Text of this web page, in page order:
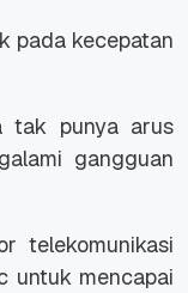
pada kecepatan
tak punya arus
gangguan
telekomunikasi
untuk mencapai